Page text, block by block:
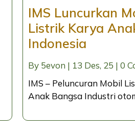
IMS Luncurkan
Listrik Karya
Indonesia
By 5evon | 13 Des, 25 | 0
IMS – Peluncuran Mobil
Anak Bangsa Industri